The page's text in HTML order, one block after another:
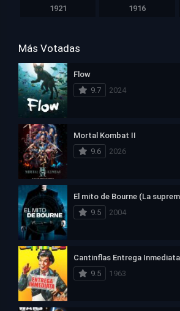
1921 1916
Más Votadas
Flow
9.7
2024
Mortal Kombat II
9.6
2026
El mito de Bourne (La
9.5
2004
Cantinflas Entrega Inmediata
9.5
1963